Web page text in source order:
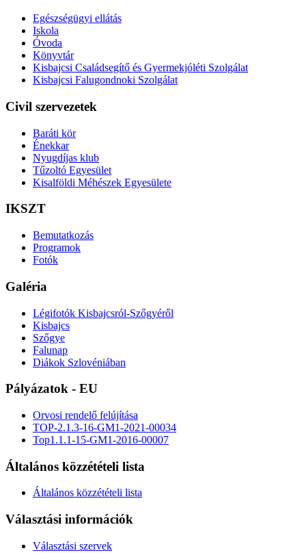
Egészségügyi ellátás
Iskola
Óvoda
Könyvtár
Kisbajcsi Családsegítő és Gyermekjóléti Szolgálat
Kisbajcsi Falugondnoki Szolgálat
Civil szervezetek
Baráti kör
Énekkar
Nyugdíjas klub
Tűzoltó Egyesület
Kisalföldi Méhészek Egyesülete
IKSZT
Bemutatkozás
Programok
Fotók
Galéria
Légifotók Kisbajcsról-Szőgyéről
Kisbajcs
Szőgye
Falunap
Diákok Szlovéniában
Pályázatok - EU
Orvosi rendelő felújítása
TOP-2.1.3-16-GM1-2021-00034
Top1.1.1-15-GM1-2016-00007
Általános közzétételi lista
Általános közzétételi lista
Választási információk
Választási szervek